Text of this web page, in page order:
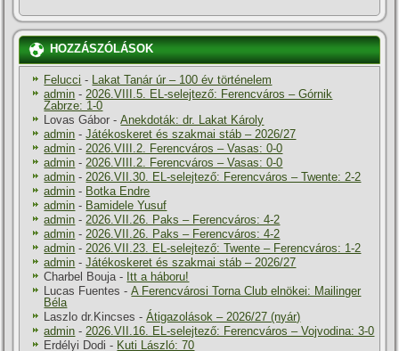
HOZZÁSZÓLÁSOK
Felucci - Lakat Tanár úr – 100 év történelem
admin -2026.VIII.5. EL-selejtező: Ferencváros – Górnik
Zabrze: 1-0
Lovas Gábor -Anekdoták: dr. Lakat Károly
admin -Játékoskeret és szakmai stáb – 2026/27
admin -2026.VIII.2. Ferencváros – Vasas: 0-0
admin -2026.VIII.2. Ferencváros – Vasas: 0-0
admin -2026.VII.30. EL-selejtező: Ferencváros – Twente: 2-2
admin - Botka Endre
admin - Bamidele Yusuf
admin -2026.VII.26. Paks – Ferencváros: 4-2
admin -2026.VII.26. Paks – Ferencváros: 4-2
admin -2026.VII.23. EL-selejtező: Twente – Ferencváros: 1-2
admin -Játékoskeret és szakmai stáb – 2026/27
Charbel Bouja- Itt a háboru!
Lucas Fuentes -A Ferencvárosi Torna Club elnökei: Mailinger
Béla
Laszlo dr.Kincses -Átigazolások – 2026/27 (nyár)
admin -2026.VII.16. EL-selejtező: Ferencváros – Vojvodina: 3-0
Erdélyi Dodi - Kuti László: 70